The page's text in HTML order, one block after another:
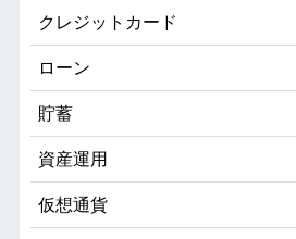
クレジットカード
ローン
貯蓄
資産運用
仮想通貨